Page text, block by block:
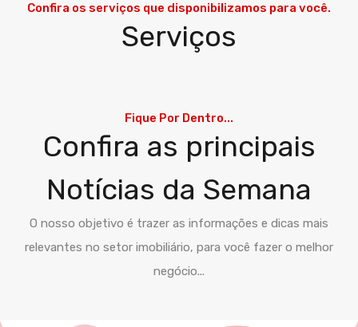
Confira os serviços que disponibilizamos para você.
Serviços
Fique Por Dentro...
Confira as principais
Notícias da Semana
O nosso objetivo é trazer as informações e dicas mais
relevantes no setor imobiliário, para você fazer o melhor
negócio...